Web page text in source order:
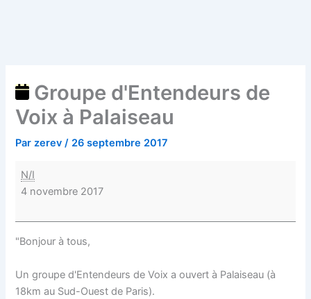
Groupe d'Entendeurs de
Voix à Palaiseau
Parzerev/ 26 septembre 2017
N/I
4 novembre 2017
"Bonjour à tous,
Un groupe d'Entendeurs de Voix a ouvert à Palaiseau (à
18km au Sud-Ouest de Paris).